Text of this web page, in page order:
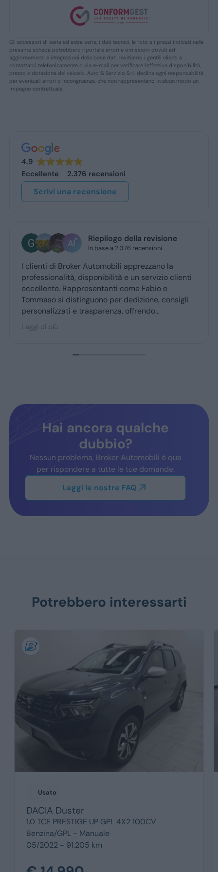
Gli accessori di serie ed extra serie, i dati tecnici, le foto e i prezzi indicati nella
presente scheda potrebbero riportare errori e omissioni dovuti ad
aggiornamenti e integrazioni della base dati. Invitiamo i gentili clienti a
contattarci telefonicamente o via e-mail per verificare l’effettiva disponibilità,
prezzo e dotazione del veicolo. Auto & Servizio S.r.l. declina ogni responsabilità
per eventuali errori o incongruenze, che non reppresentano in alcun modo un
impegno contrattuale.
4.9
Eccellente
2.376 recensioni
Scrivi una recensione
Riepilogo della revisione
In base a 2.376 recensioni
di Broker Automobili apprezzano la
disponibilità e un servizio clienti
Rappresentanti come Fabio e
si distinguono per dedizione, consigli
e trasparenza, offrendo
d’acquisto accogliente. Broker
è molto consigliato dai clienti fedeli,
di più
Hai ancora qualche
dubbio?
Nessun problema, Broker Automobili è qua
per rispondere a tutte le tue domande.
Leggi le nostre FAQ
Potrebbero interessarti
Usato
DACIA Duster
1.0 TCE PRESTIGE UP GPL 4X2 100CV
Benzina/GPL - Manuale
05/2022 - 91.205 km